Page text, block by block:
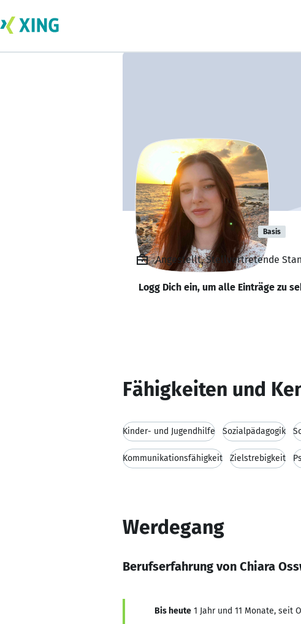
Chiara Osswald Basis
Angestellt, Stellvertretende
Logg Dich ein, um alle Einträge zu
Fähigkeiten und
Kinder- und Jugendhilfe Sozialpädagogik
Kommunikationsfähigkeit Zielstrebigkeit
Werdegang
Berufserfahrung von Chiara
Bis heute 1 Jahr und 11 Monate, seit